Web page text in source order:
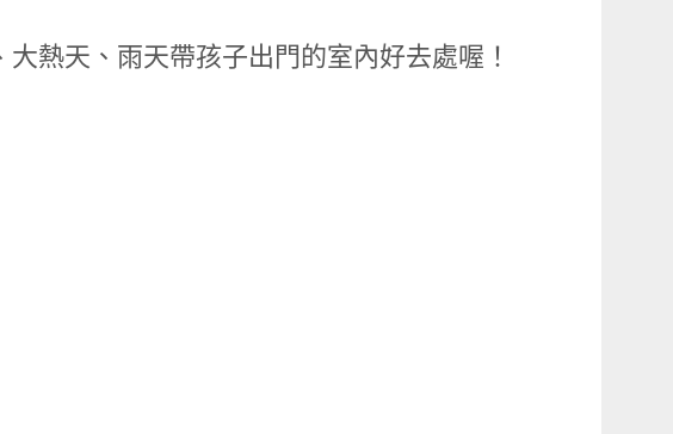
熱天、雨天帶孩子出門的室內好去處喔！